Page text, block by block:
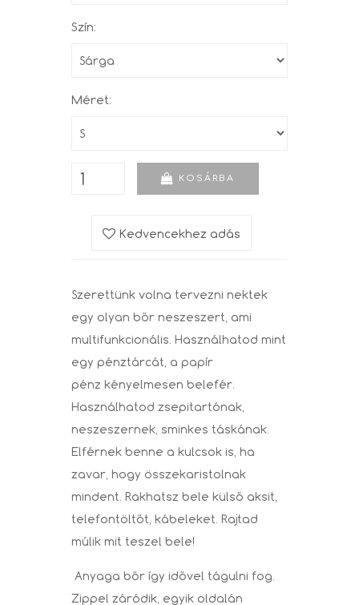
Szín:
Méret:
KOSÁRBA
Kedvencekhez adás
Szerettünk volna tervezni nektek
egy olyan bőr neszeszert, ami
multifunkcionális. Használhatod mint
egy pénztárcát, a papír
pénz kényelmesen belefér.
Használhatod zsepitartónak,
neszeszernek, sminkes táskának.
Elférnek benne a kulcsok is, ha
zavar, hogy összekaristolnak
mindent. Rakhatsz bele külső aksit,
telefontöltőt, kábeleket. Rajtad
múlik mit teszel bele!
Anyaga bőr így idővel tágulni fog.
Zippel záródik, egyik oldalán